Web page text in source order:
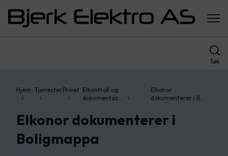
Søk
Hjem TjenesterPrivat Elkontroll og
dokumentas…
Elkonor
dokumenterer i B…
Elkonor dokumenterer i
Boligmappa